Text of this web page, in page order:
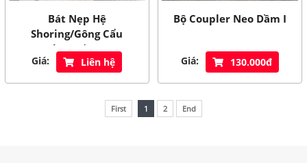
Bát Nẹp Hệ
Shoring/Gông Cẩu
Tháp/Dầm I
Giá: Liên hệ
Bộ Coupler Neo Dầm I
Giá: 130.000đ
First 1 2 End